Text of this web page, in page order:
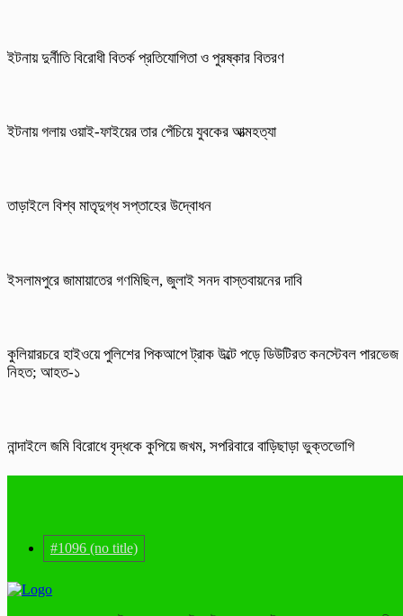
ইটনায় দুর্নীতি বিরোধী বিতর্ক প্রতিযোগিতা ও পুরষ্কার বিতরণ
ইটনায় গলায় ওয়াই-ফাইয়ের তার পেঁচিয়ে যুবকের আত্মহত্যা
তাড়াইলে বিশ্ব মাতৃদুগ্ধ সপ্তাহের উদ্বোধন
ইসলামপুরে জামায়াতের গণমিছিল, জুলাই সনদ বাস্তবায়নের দাবি
কুলিয়ারচরে হাইওয়ে পুলিশের পিকআপে ট্রাক উল্টে পড়ে ডিউটিরত কনস্টেবল পারভেজ
নিহত; আহত-১
নান্দাইলে জমি বিরোধে বৃদ্ধকে কুপিয়ে জখম, সপরিবারে বাড়িছাড়া ভুক্তভোগি
#1096 (no title)